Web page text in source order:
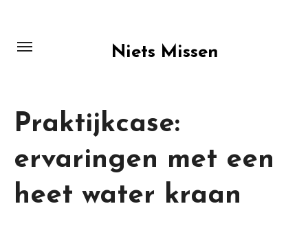
content
Niets Missen
Praktijkcase:
ervaringen met een
heet water kraan